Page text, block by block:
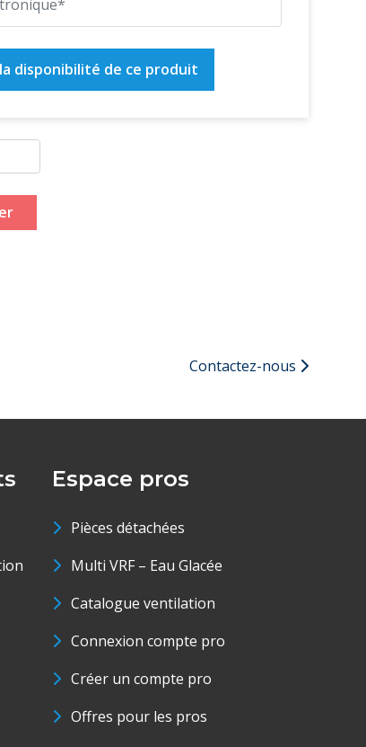
disponibilité de ce produit
Contactez-nous
Espace pros
Pièces détachées
Multi VRF – Eau Glacée
Catalogue ventilation
Connexion compte pro
Créer un compte pro
Offres pour les pros